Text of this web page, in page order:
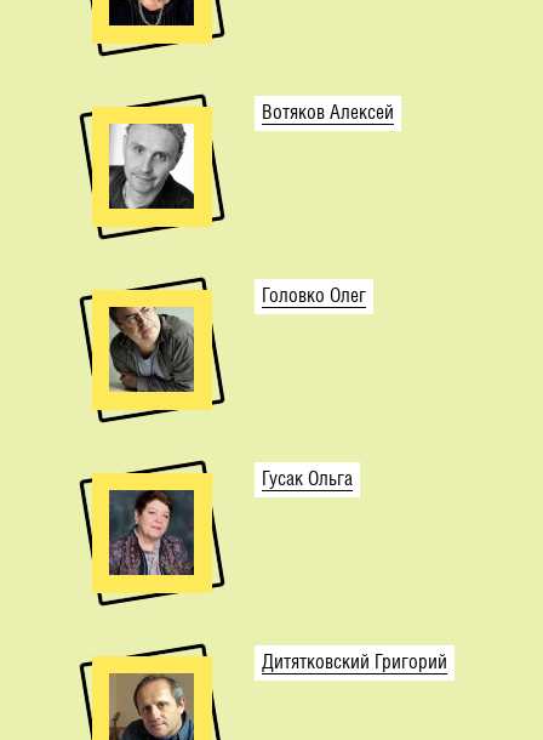
Вотяков Алексей
Головко Олег
Гусак Ольга
Дитятковский Григорий